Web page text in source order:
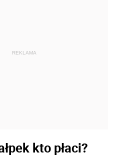
REKLAMA
kto płaci?